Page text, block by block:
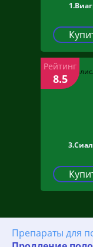
Рейтинг
8.5
Препараты для